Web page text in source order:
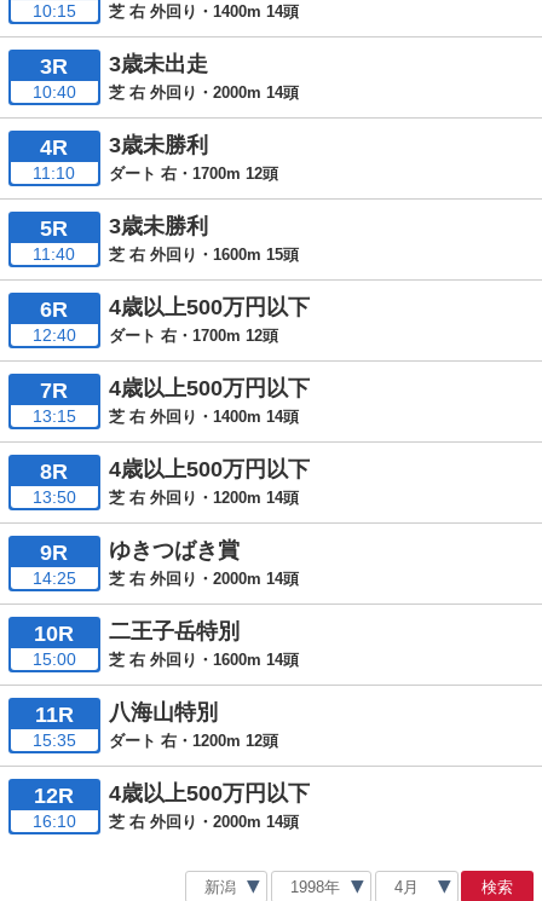
10:15 芝 右 外回り・1400m 14頭
3R
10:40
3歳未出走
芝 右 外回り・2000m 14頭
4R
11:10
3歳未勝利
ダート 右・1700m 12頭
5R
11:40
3歳未勝利
芝 右 外回り・1600m 15頭
6R
12:40
4歳以上500万円以下
ダート 右・1700m 12頭
7R
13:15
4歳以上500万円以下
芝 右 外回り・1400m 14頭
8R
13:50
4歳以上500万円以下
芝 右 外回り・1200m 14頭
9R
14:25
ゆきつばき賞
芝 右 外回り・2000m 14頭
10R
15:00
二王子岳特別
芝 右 外回り・1600m 14頭
11R
15:35
八海山特別
ダート 右・1200m 12頭
12R
16:10
4歳以上500万円以下
芝 右 外回り・2000m 14頭
検索